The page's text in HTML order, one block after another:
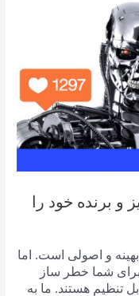
و برنده خود را
بهینه و اصولی است. اما
برای شما خطر ساز
تنظیم هستند. ما به